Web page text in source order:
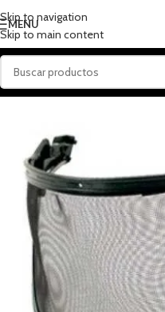
Skip to navigation
Skip to main content
MENU